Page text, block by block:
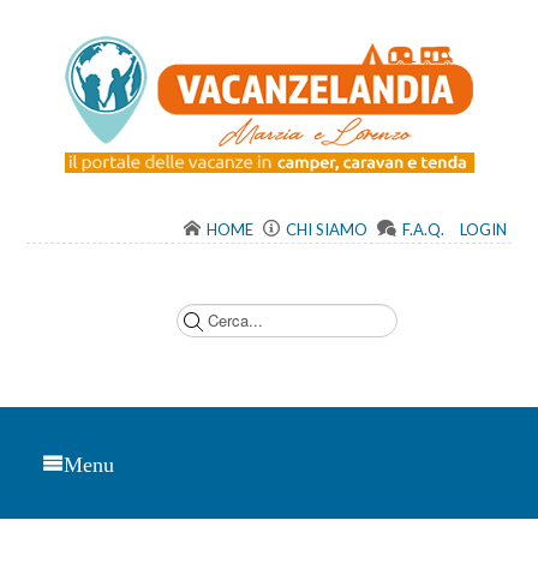
HOME CHI SIAMO F.A.Q. LOGIN
Menu